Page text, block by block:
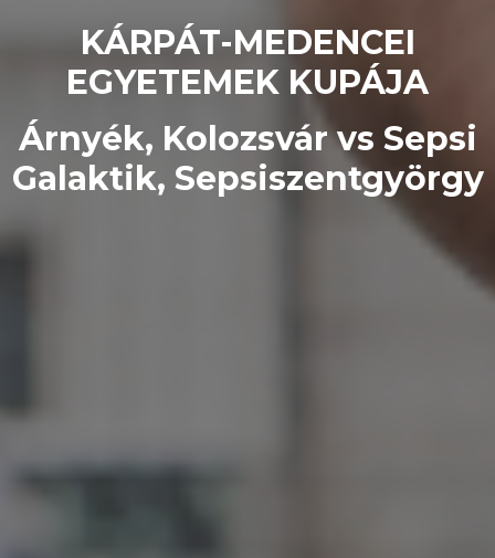
KÁRPÁT-MEDENCEI
EGYETEMEK KUPÁJA
Árnyék, Kolozsvár vs Sepsi
Galaktik, Sepsiszentgyörgy